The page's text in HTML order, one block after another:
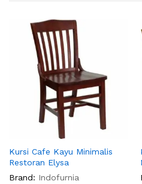
Kursi Cafe Kayu Minimalis
Restoran Elysa
Brand: Indofurnia